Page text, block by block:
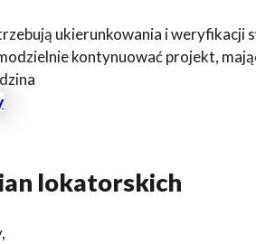
ukierunkowania i weryfikacji
kontynuować projekt,
lokatorskich